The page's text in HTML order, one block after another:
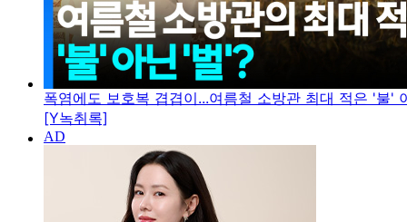
폭염에도 보호복 겹겹이...여름철 소방관 최대 적은 '불'
[Y녹취록]